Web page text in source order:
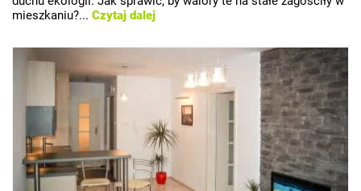
mieszkaniu?... Czytaj dalej